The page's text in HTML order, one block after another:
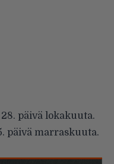
päivä lokakuuta.
päivä marraskuuta.